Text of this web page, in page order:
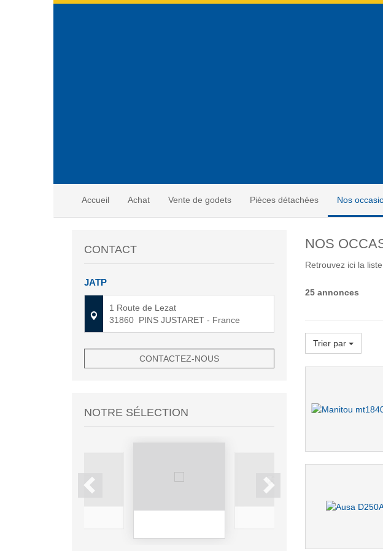
Accueil Achat Vente de godets Pièces détachées Nos
NOS
Retrouvez ici la
25 annonces
Trier par
CONTACT
JATP
1 Route de Lezat
31860 PINS JUSTARET - France
CONTACTEZ-NOUS
NOTRE SÉLECTION